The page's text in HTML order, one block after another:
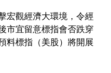
宏觀經濟大環境，令經
市宜留意標指會否跌穿
料標指（美股）將開展